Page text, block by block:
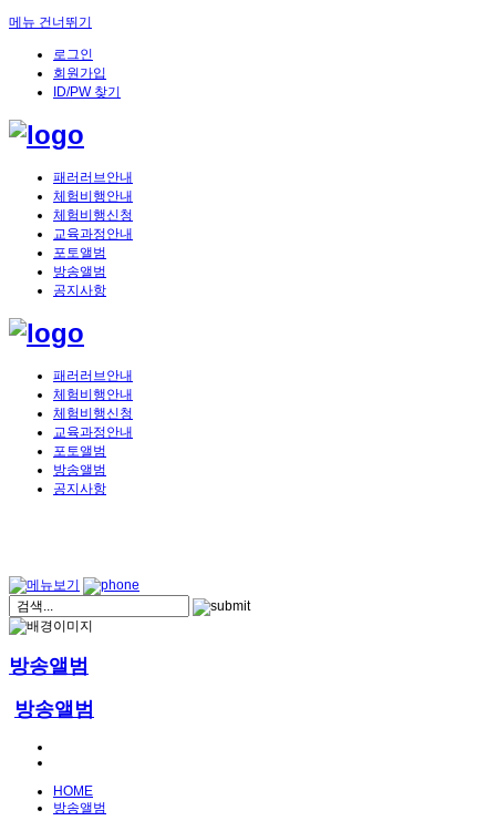
메뉴 건너뛰기
로그인
회원가입
ID/PW 찾기
패러러브안내
체험비행안내
체험비행신청
교육과정안내
포토앨범
방송앨범
공지사항
패러러브안내
체험비행안내
체험비행신청
교육과정안내
포토앨범
방송앨범
공지사항
방송앨범
방송앨범
HOME
방송앨범